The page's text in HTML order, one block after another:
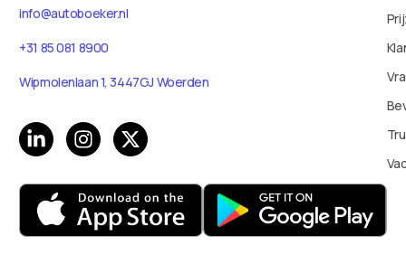
info@autoboeker.nl
+31 85 081 8900
Wipmolenlaan 1, 3447GJ Woerden